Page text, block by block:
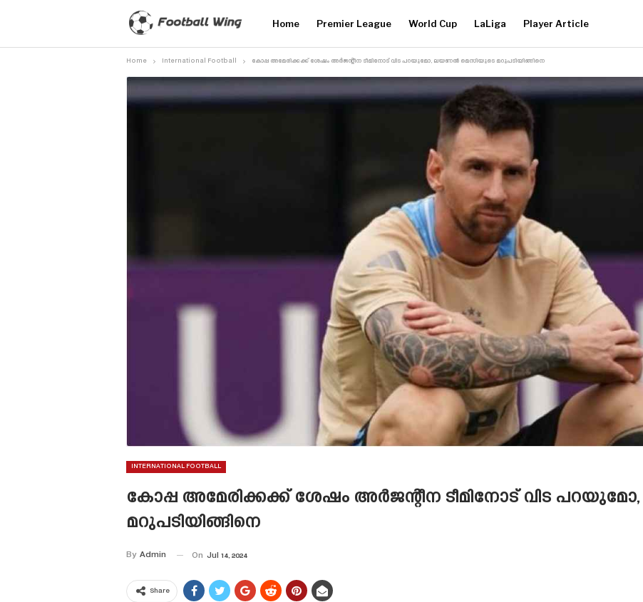
Home Premier League World Cup LaLiga Player Article
Home International Football കോപ്പ അമേരിക്കക്ക് ശേഷം അർജന്റീന ടീമിനോട് വിട പറയുമോ, ലയണൽ മെസിയുടെ മറുപടിയിങ്ങിനെ
INTERNATIONAL FOOTBALL
കോപ്പ അമേരിക്കക്ക് ശേഷം അർജന്റീന ടീമിനോട് വിട
മറുപടിയിങ്ങിനെ
By Admin On Jul 14, 2024
Share